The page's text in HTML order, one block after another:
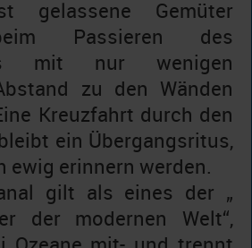
gelassene Gemüter
Passieren des
mit nur wenigen
zu den Wänden
Kreuzfahrt durch den
ein Übergangsritus,
ewig erinnern werden.
gilt als eines der „
der modernen Welt“,